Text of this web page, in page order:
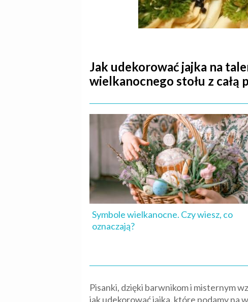
Jak udekorować jajka na
wielkanocnego stołu z całą
Symbole wielkanocne. Czy wiesz, co
oznaczają?
Pisanki, dzięki barwnikom i misternym
jak udekorować jajka, które podamy na